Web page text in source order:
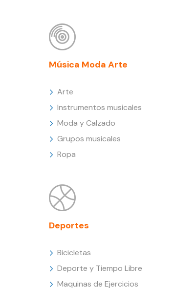
Música Moda Arte
Arte
Instrumentos musicales
Moda y Calzado
Grupos musicales
Ropa
Deportes
Bicicletas
Deporte y Tiempo Libre
Maquinas de Ejercicios